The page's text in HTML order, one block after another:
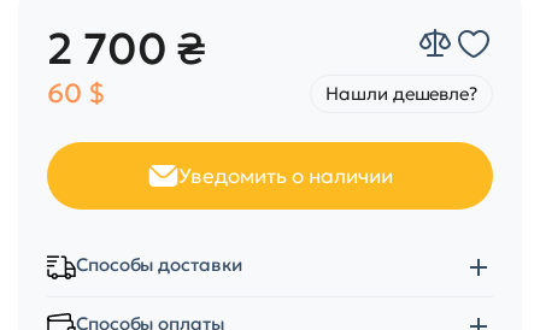
2 700 ₴
60 $ Нашли дешевле?
Уведомить о наличии
Способы доставки
Способы оплаты